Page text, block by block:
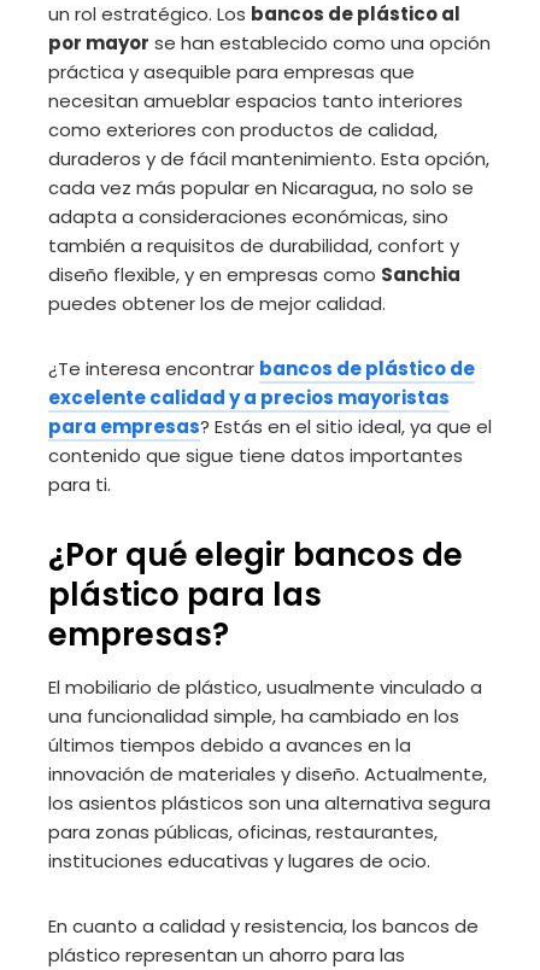
un rol estratégico. Los bancos de plástico al
por mayor se han establecido como una opción
práctica y asequible para empresas que
necesitan amueblar espacios tanto interiores
como exteriores con productos de calidad,
duraderos y de fácil mantenimiento. Esta opción,
cada vez más popular en Nicaragua, no solo se
adapta a consideraciones económicas, sino
también a requisitos de durabilidad, confort y
diseño flexible, y en empresas como Sanchia
puedes obtener los de mejor calidad.
¿Te interesa encontrar bancos de plástico de
excelente calidad y a precios mayoristas
para empresas? Estás en el sitio ideal, ya que el
contenido que sigue tiene datos importantes
para ti.
¿Por qué elegir bancos de
plástico para las
empresas?
El mobiliario de plástico, usualmente vinculado a
una funcionalidad simple, ha cambiado en los
últimos tiempos debido a avances en la
innovación de materiales y diseño. Actualmente,
los asientos plásticos son una alternativa segura
para zonas públicas, oficinas, restaurantes,
instituciones educativas y lugares de ocio.
En cuanto a calidad y resistencia, los bancos de
plástico representan un ahorro para las